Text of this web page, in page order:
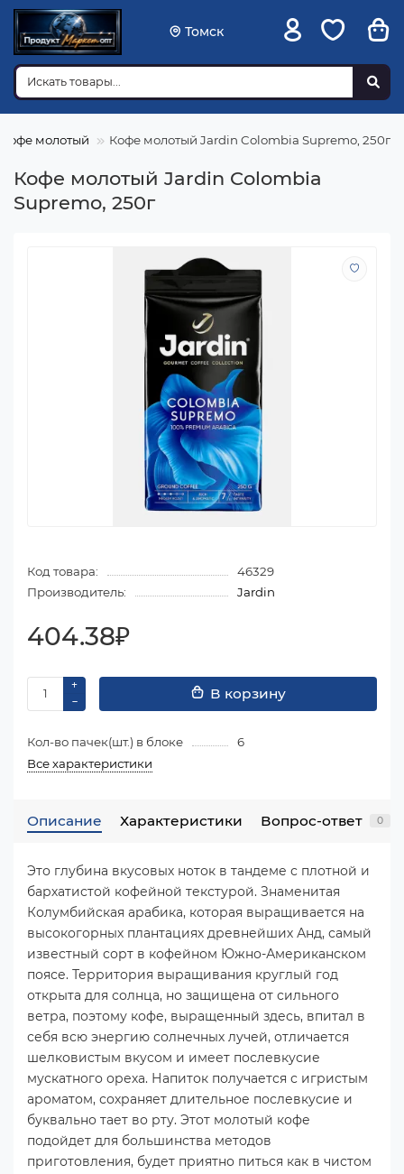
Томск
Кофе молотый Кофе молотый Jardin Colombia Supremo, 250г
Кофе молотый Jardin Colombia
Supremo, 250г
Код товара:
46329
Производитель:
Jardin
404.38₽
В корзину
Кол-во пачек(шт.) в блоке
6
Все характеристики
Описание Характеристики Вопрос-ответ 0
Это глубина вкусовых ноток в тандеме с плотной и
бархатистой кофейной текстурой. Знаменитая
Колумбийская арабика, которая выращивается на
высокогорных плантациях древнейших Анд, самый
известный сорт в кофейном Южно-Американском
поясе. Территория выращивания круглый год
открыта для солнца, но защищена от сильного
ветра, поэтому кофе, выращенный здесь, впитал в
себя всю энергию солнечных лучей, отличается
шелковистым вкусом и имеет послевкусие
мускатного ореха. Напиток получается с игристым
ароматом, сохраняет длительное послевкусие и
буквально тает во рту. Этот молотый кофе
подойдет для большинства методов
приготовления, будет приятно питься как в чистом